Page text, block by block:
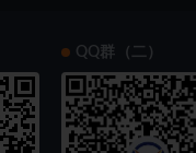
QQ群（二）